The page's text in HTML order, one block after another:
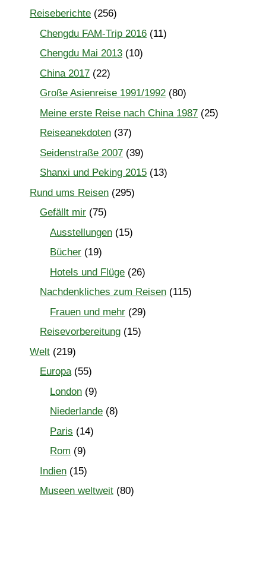
Reiseberichte (256)
Chengdu FAM-Trip 2016 (11)
Chengdu Mai 2013 (10)
China 2017 (22)
Große Asienreise 1991/1992 (80)
Meine erste Reise nach China 1987 (25)
Reiseanekdoten (37)
Seidenstraße 2007 (39)
Shanxi und Peking 2015 (13)
Rund ums Reisen (295)
Gefällt mir (75)
Ausstellungen (15)
Bücher (19)
Hotels und Flüge (26)
Nachdenkliches zum Reisen (115)
Frauen und mehr (29)
Reisevorbereitung (15)
Welt (219)
Europa(55)
London (9)
Niederlande (8)
Paris (14)
Rom (9)
Indien (15)
Museen weltweit (80)